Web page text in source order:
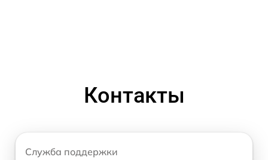
Контакты
Служба поддержки